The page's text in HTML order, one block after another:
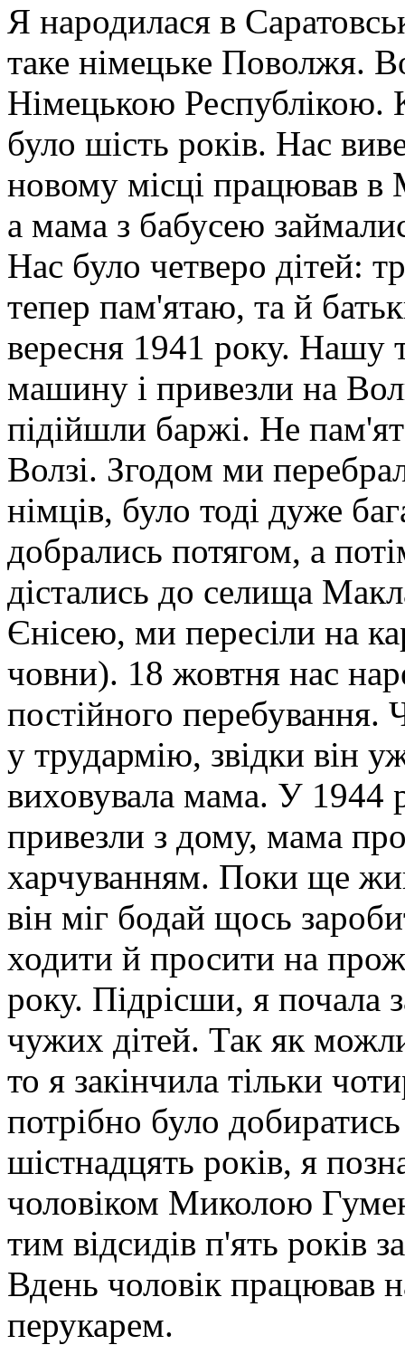
Я народилася в
таке німецьке Поволжя.
Німецькою Республікою.
було шість років. Нас
новому місці працював
а мама з бабусею
Нас було четверо дітей:
тепер пам'ятаю, та й
вересня 1941 року. Нашу
машину і привезли на
підійшли баржі. Не
Волзі. Згодом ми
німців, було тоді дуже
добрались потягом, а
дістались до селища
Єнісею, ми пересіли на
човни). 18 жовтня нас
постійного перебування.
у трудармію, звідки він
виховувала мама. У 1944
привезли з дому, мама
харчуванням. Поки ще
він міг бодай щось
ходити й просити на
року. Підрісши, я почала
чужих дітей. Так як
то я закінчила тільки
потрібно було
шістнадцять років, я
чоловіком Миколою
тим відсидів п'ять років
Вдень чоловік працював
перукарем.